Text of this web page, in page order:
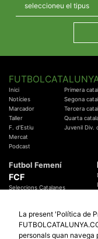
Inici
Notícies
Marcador
Taller
F. d'Estiu
Mercat
Podcast
Primera
Segona
Tercera
Quarta
Juvenil Div.
Futbol Femení
FCF
Seleccions Catalanes
Temes Federatius
Futbol Catalunya
La present 'Política de
personals quan